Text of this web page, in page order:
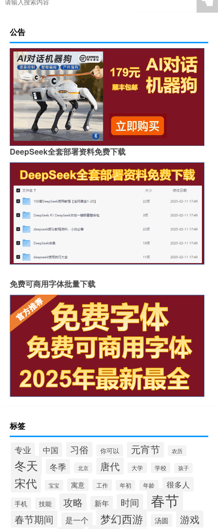
公告
DeepSeek全套部署资料免费下载
免费可商用字体批量下载
标签
专业 中国 习俗 你可以 元宵节 农历
冬天 冬季 北京 唐代 大学 学校 孩子
宋代 宝宝 寓意 工作 年初 年龄 很多人
手机 技能 攻略 新年 时间 春节
春节期间 是一个 梦幻西游 汤圆 游戏